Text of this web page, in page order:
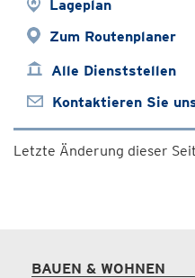
Lageplan
Zum Routenplaner
Alle Dienststellen
Kontaktieren Sie
Letzte Änderung dieser
BAUEN & WOHNEN